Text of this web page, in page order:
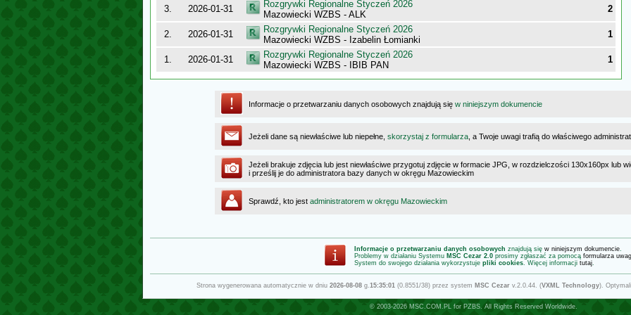
3. 2026-01-31
Rozgrywki Regionalne Styczeń 2026
Mazowiecki WZBS - ALK
2
2. 2026-01-31
Rozgrywki Regionalne Styczeń 2026
Mazowiecki WZBS - Izabelin Łomianki
1
1. 2026-01-31
Rozgrywki Regionalne Styczeń 2026
Mazowiecki WZBS - IBIB PAN
1
Informacje o przetwarzaniu danych osobowych znajdują się w niniejszym dokumencie
Jeżeli dane są niewłaściwe lub niepełne, skorzystaj z formularza , a Twoje uwagi trafią do właściwego
Jeżeli brakuje zdjęcia lub jest niewłaściwe przygotuj zdjęcie w formacie JPG, w rozdzielczości 130x160px lub
i prześlij je do administratora bazy danych w okręgu Mazowieckim
Sprawdź, kto jest administratorem w okręgu Mazowieckim
Informacje o przetwarzaniu danych osobowych znajdują się w niniejszym dokumencie.
Problemy w działaniu Systemu MSC Cezar 2.0 prosimy zgłaszać za pomocą formularza uwag
System do swojego działania wykorzystuje pliki cookies. Więcej informacji tutaj.
Strona wygenerowana automatycznie w dniu 2026-08-08 g.15:35:01 (0.8551/38) przez system MSC Cezar v.2.0.44. (VXML Technology).
© 2003-2026 MSC.COM.PLfor PZBS. All Rights Reserved Worldwide.